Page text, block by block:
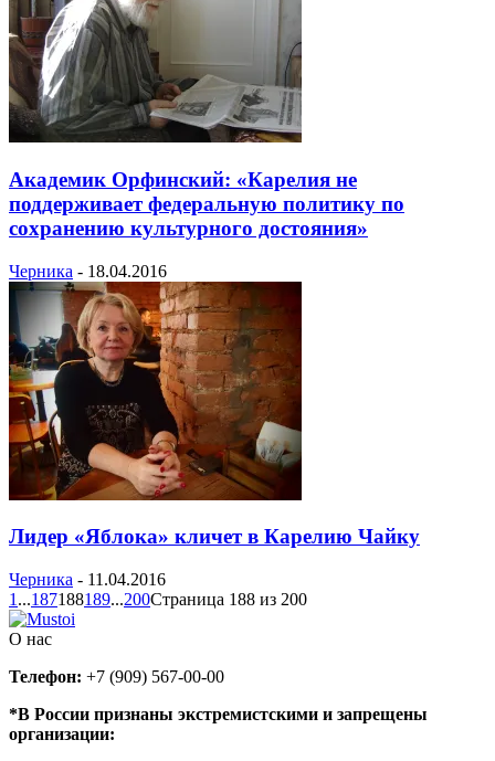
Академик Орфинский: «Карелия не
поддерживает федеральную политику по
сохранению культурного достояния»
Черника - 18.04.2016
Лидер «Яблока» кличет в Карелию Чайку
Черника - 11.04.2016
1 ...187188189...200Страница 188 из 200
О нас
Телефон: +7 (909) 567-00-00
*В России признаны экстремистскими и запрещены
организации: